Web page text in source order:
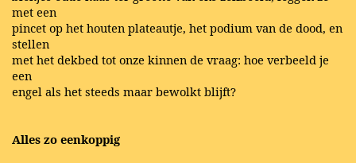
met een
pincet op het houten plateautje, het podium van de dood, en
stellen
met het dekbed tot onze kinnen de vraag: hoe verbeeld je
een
engel als het steeds maar bewolkt blijft?
Alles zo eenkoppig